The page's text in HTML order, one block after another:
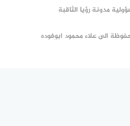
مدونة رؤيا الثاقبة
الى علاء محمود ابوفوده